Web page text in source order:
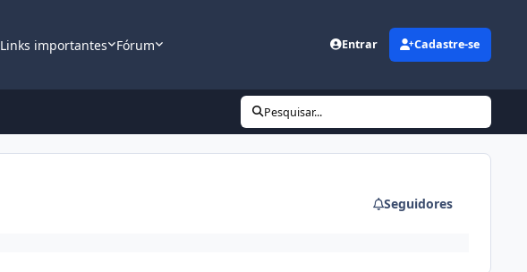
Links importantes Fórum Entrar Cadastre-se
Pesquisar...
Seguidores